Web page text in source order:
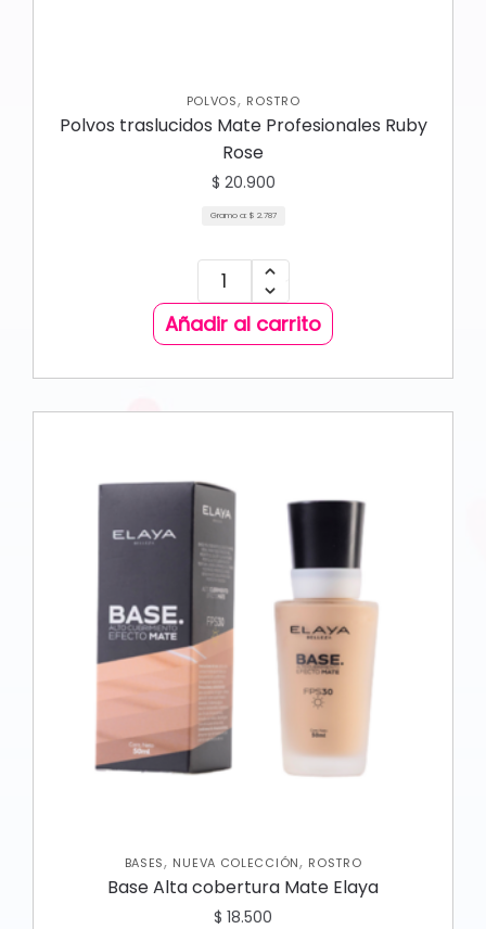
POLVOS, ROSTRO
Polvos traslucidos Mate Profesionales Ruby
Rose
$ 20.900
Gramo a: $ 2.787
Añadir al carrito
BASES, NUEVA COLECCIÓN, ROSTRO
Base Alta cobertura Mate Elaya
$ 18.500